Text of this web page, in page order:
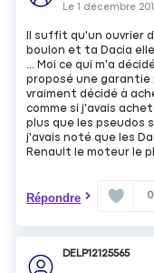
Le1 décembre
Il suffit qu'un ouvrier
boulon et ta Dacia
... Moi ce qui m'a
proposé une garantie
vraiment décidé à
comme si j'avais
plus que les
j'avais noté que les
Renault le moteur le
Répondre 0
DELP12125565